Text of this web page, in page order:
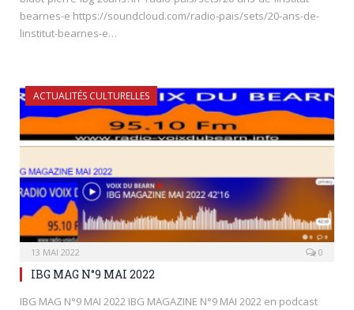
bearnes-e https://soundcloud.com/radio-pais/sets/20-ans-de-
linstitut-bearnes-e…
ACTUALITÉS CULTURELLES
13 MAI 2022 0
IBG MAG N°9 MAI 2022
IBG MAG N°9 MAI 2022 IBG MAGAZINE N°9 MAI 2022 en podcast